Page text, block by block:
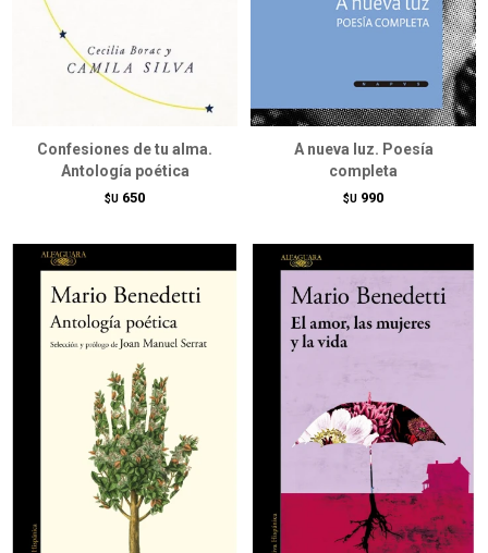
Confesiones de tu alma.
Antología poética
$U 650
A nueva luz. Poesía
completa
$U 990